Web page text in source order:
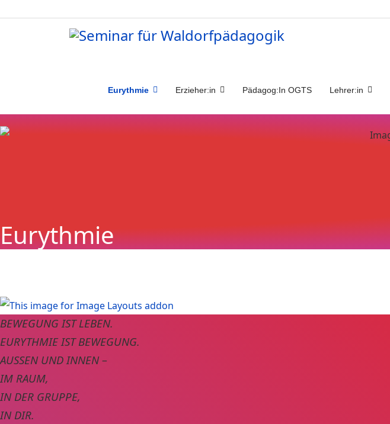
Eurythmie Erzieher:in Pädagog:In OGTS Lehrer:in
Eurythmie
BEWEGUNG IST LEBEN.
EURYTHMIE IST BEWEGUNG.
AUSSEN UND INNEN –
IM RAUM,
IN DER GRUPPE,
IN DIR.